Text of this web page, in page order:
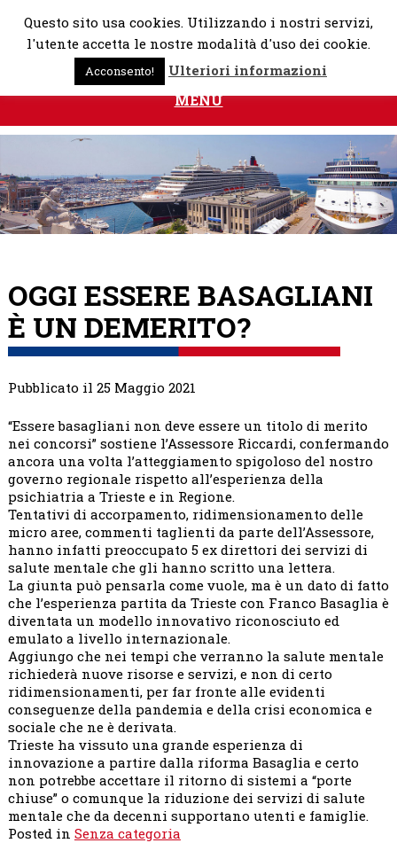
Skip
MENU
OGGI ESSERE BASAGLIANI
È UN DEMERITO?
Pubblicato il 25 Maggio 2021
“Essere basagliani non deve essere un titolo di merito
nei concorsi” sostiene l’Assessore Riccardi, confermando
ancora una volta l’atteggiamento spigoloso del nostro
governo regionale rispetto all’esperienza della
psichiatria a Trieste e in Regione.
Tentativi di accorpamento, ridimensionamento delle
micro aree, commenti taglienti da parte dell’Assessore,
hanno infatti preoccupato 5 ex direttori dei servizi di
salute mentale che gli hanno scritto una lettera.
La giunta può pensarla come vuole, ma è un dato di fatto
che l’esperienza partita da Trieste con Franco Basaglia è
diventata un modello innovativo riconosciuto ed
emulato a livello internazionale.
Aggiungo che nei tempi che verranno la salute mentale
richiederà nuove risorse e servizi, e non di certo
ridimensionamenti, per far fronte alle evidenti
conseguenze della pandemia e della crisi economica e
sociale che ne è derivata.
Trieste ha vissuto una grande esperienza di
innovazione a partire dalla riforma Basaglia e certo
non potrebbe accettare il ritorno di sistemi a “porte
chiuse” o comunque la riduzione dei servizi di salute
mentale che da decenni supportano utenti e famiglie.
Posted in Senza categoria
Questo sito usa cookies. Utilizzando i nostri servizi,
l'utente accetta le nostre modalità d'uso dei cookie.
Acconsento! Ulteriori informazioni